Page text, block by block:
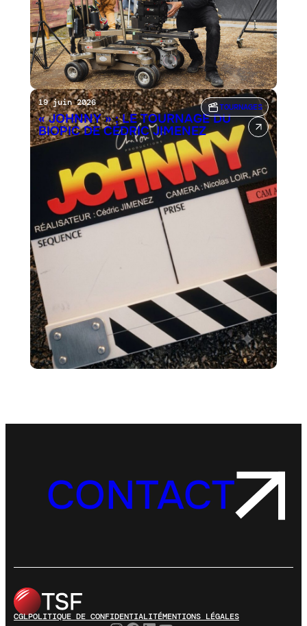
TOURNAGES
19 juin 2026
« JOHNNY » : LE TOURNAGE DU
BIOPIC DE CÉDRIC JIMENEZ
CONTACT
CGLPOLITIQUE DE CONFIDENTIALITÉMENTIONS LÉGALES